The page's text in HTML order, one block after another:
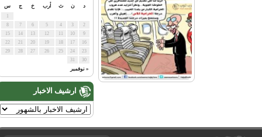
أرب س
« نوفمبر
ارشيف الاخبار